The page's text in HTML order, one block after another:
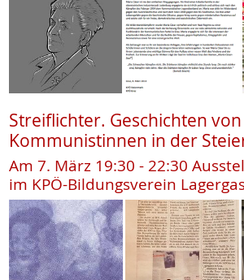
Streiflichter. Geschichten von
Kommunistinnen in der
Am 7. März 19:30 - 22:30
im KPÖ-Bildungsverein